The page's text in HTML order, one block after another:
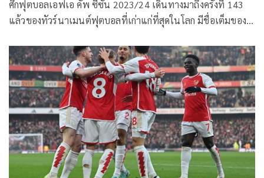
ศึกฟุตบอลเอฟเอ คัพ ซีซั่น 2023/24 เดินทางมาถึงครั้งที่ 143
แล้วของทัวร์นาเมนต์ฟุตบอลที่เก่าแก่ที่สุดในโลก มีชื่อเต็มของ
รายการนี้จะได้สิทธิ์ผ่านเข้าไปเล่นในรอบแบ่งกลุ่มของศึก ยูฟ่า
ยูโรปา ลีก และลงเล่นในเกม เอฟเอ คอมมิวนิตี้ ชิลด์ ในซีซั่น
2024/25 ทันที